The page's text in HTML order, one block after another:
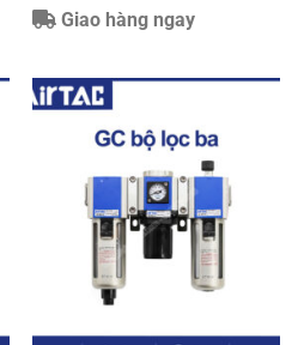
Giao hàng ngay